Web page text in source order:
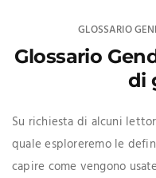
GLOSSARIO
Glossario
di
Su richiesta di alcuni
quale esploreremo le
capire come vengono